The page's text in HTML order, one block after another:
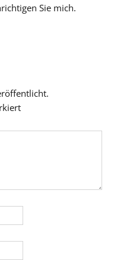
Sie mich.